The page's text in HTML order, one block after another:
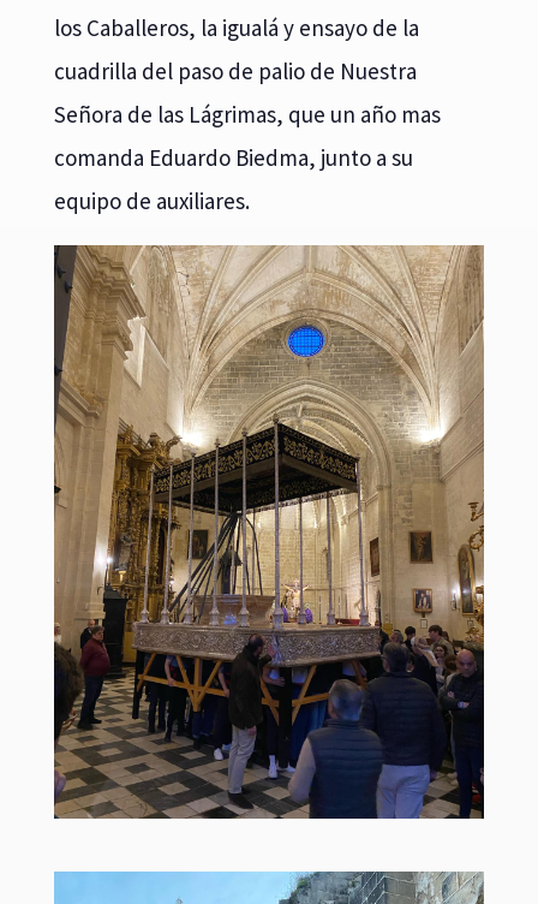
los Caballeros, la igualá y ensayo de la
cuadrilla del paso de palio de Nuestra
Señora de las Lágrimas, que un año mas
comanda Eduardo Biedma, junto a su
equipo de auxiliares.